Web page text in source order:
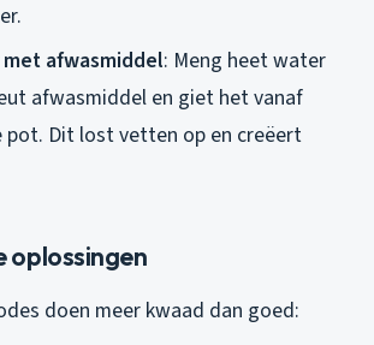
afwasmiddel: Meng heet water
afwasmiddel en giet het vanaf
pot. Dit lost vetten op en creëert
oplossingen
doen meer kwaad dan goed: